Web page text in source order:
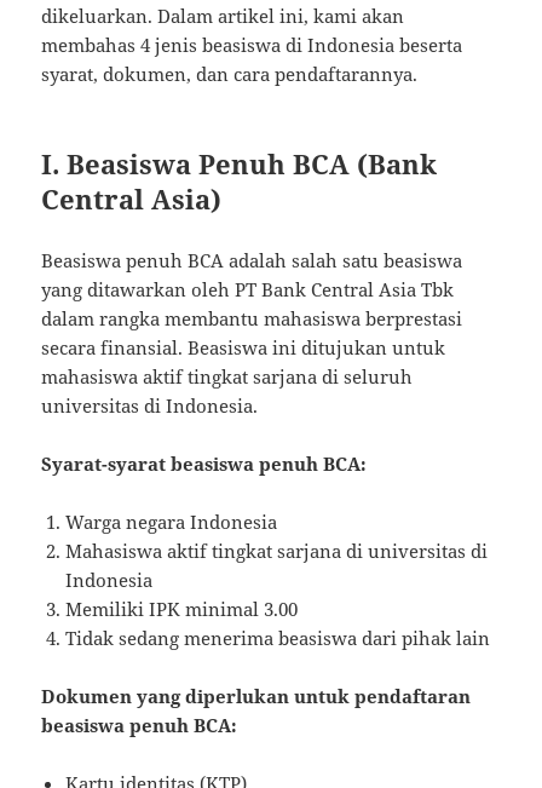
dikeluarkan. Dalam artikel ini, kami akan
membahas 4 jenis beasiswa di Indonesia beserta
syarat, dokumen, dan cara pendaftarannya.
I. Beasiswa Penuh BCA (Bank
Central Asia)
Beasiswa penuh BCA adalah salah satu beasiswa
yang ditawarkan oleh PT Bank Central Asia Tbk
dalam rangka membantu mahasiswa berprestasi
secara finansial. Beasiswa ini ditujukan untuk
mahasiswa aktif tingkat sarjana di seluruh
universitas di Indonesia.
Syarat-syarat beasiswa penuh BCA:
Warga negara Indonesia
Mahasiswa aktif tingkat sarjana di universitas di
Indonesia
Memiliki IPK minimal 3.00
Tidak sedang menerima beasiswa dari pihak lain
Dokumen yang diperlukan untuk pendaftaran
beasiswa penuh BCA:
Kartu identitas (KTP)